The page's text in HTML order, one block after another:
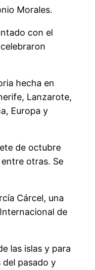
Morales.
con el
hecha en
Lanzarote,
Europa y
de octubre
otras. Se
Cárcel, una
de
las islas y para
pasado y